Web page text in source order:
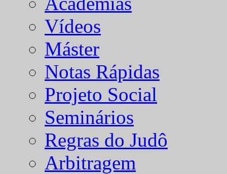
Vídeos
Máster
Notas Rápidas
Projeto Social
Seminários
Regras do Judô
Arbitragem